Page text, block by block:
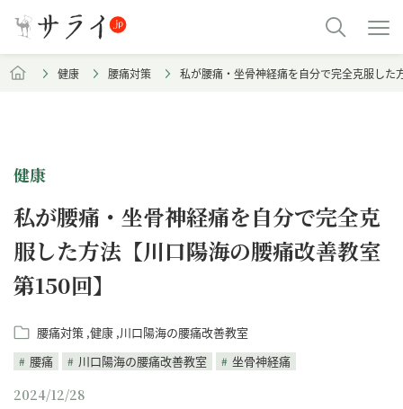
健康 腰痛対策 私が腰痛・坐骨神経痛を自分で完全克服し
健康
私が腰痛・坐骨神経痛を自分で完全克
服した方法【川口陽海の腰痛改善教室
第150回】
腰痛対策 健康 川口陽海の腰痛改善教室
腰痛
川口陽海の腰痛改善教室 坐骨神経痛
2024/12/28